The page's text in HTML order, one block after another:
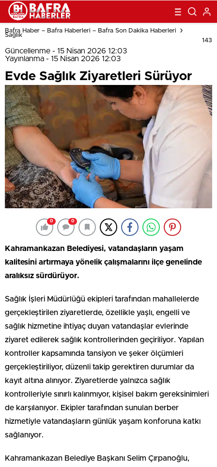
Bafra Haber – Bafra Haberleri – Bafra Son Dakika Haberleri
Sağlık
143
Güncellenme - 15 Nisan 2026 12:03
Yayınlanma - 15 Nisan 2026 12:03
Evde Sağlık Ziyaretleri Sürüyor
0 0
Kahramankazan Belediyesi, vatandaşların yaşam
kalitesini artırmaya yönelik çalışmalarını ilçe genelinde
aralıksız sürdürüyor.
Sağlık İşleri Müdürlüğü ekipleri tarafından mahallelerde
gerçekleştirilen ziyaretlerde, özellikle yaşlı, engelli ve
sağlık hizmetine ihtiyaç duyan vatandaşlar evlerinde
ziyaret edilerek sağlık kontrollerinden geçiriliyor. Yapılan
kontroller kapsamında tansiyon ve şeker ölçümleri
gerçekleştiriliyor, düzenli takip gerektiren durumlar da
kayıt altına alınıyor. Ziyaretlerde yalnızca sağlık
kontrolleriyle sınırlı kalınmıyor, kişisel bakım gereksinimleri
de karşılanıyor. Ekipler tarafından sunulan berber
hizmetiyle vatandaşların günlük yaşam konforuna katkı
sağlanıyor.
Kahramankazan Belediye Başkanı Selim Çırpanoğlu,